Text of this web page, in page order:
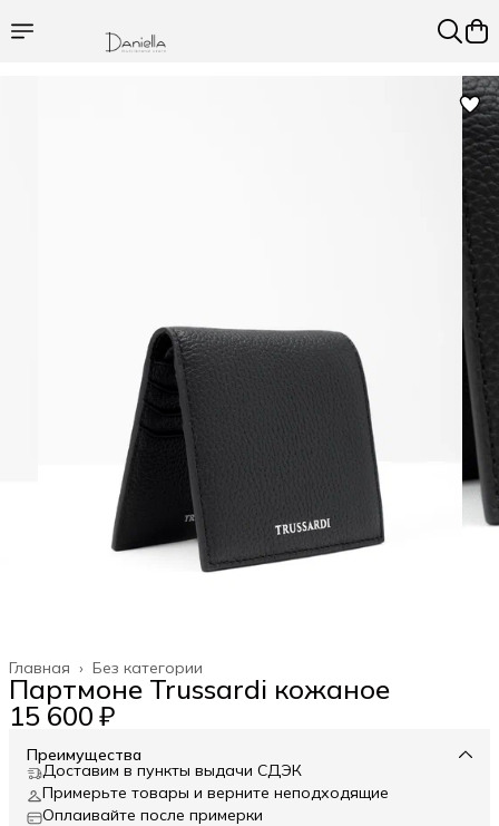
Без категории
Главная ›
Партмоне Trussardi кожаное
15 600 ₽
Преимущества
Доставим в пункты выдачи СДЭК
Примерьте товары и верните неподходящие
Оплаивайте после примерки